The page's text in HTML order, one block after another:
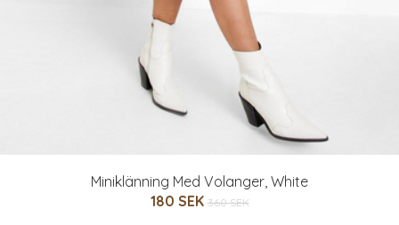
Miniklänning Med Volanger, White
180 SEK 360 SEK